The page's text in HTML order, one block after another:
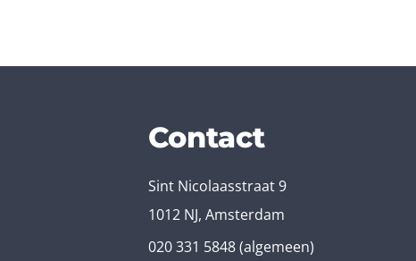
Contact
Sint Nicolaasstraat 9
1012 NJ, Amsterdam
020 331 5848(algemeen)